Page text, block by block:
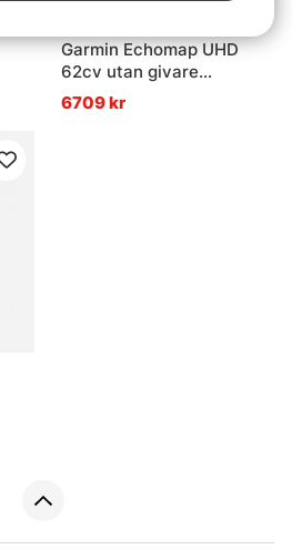
Garmin Echomap UHD
62cv utan givare
Adapterkabel 8 pin ingår
6709 kr